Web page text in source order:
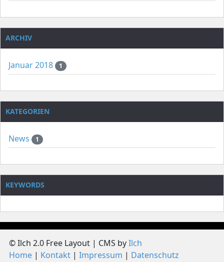
ARCHIV
Januar 2018 1
KATEGORIEN
News 1
KEYWORDS
© Ilch 2.0 Free Layout | CMS byIlch
Home
Kontakt Impressum Datenschutz